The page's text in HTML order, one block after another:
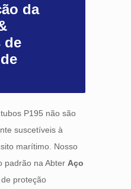
da
de
P195 não são
suscetíveis à
marítimo. Nosso
padrão na Abter Aço
proteção